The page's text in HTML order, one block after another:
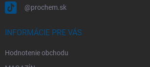
@prochem.sk
INFORMÁCIE PRE VÁS
Hodnotenie obchodu